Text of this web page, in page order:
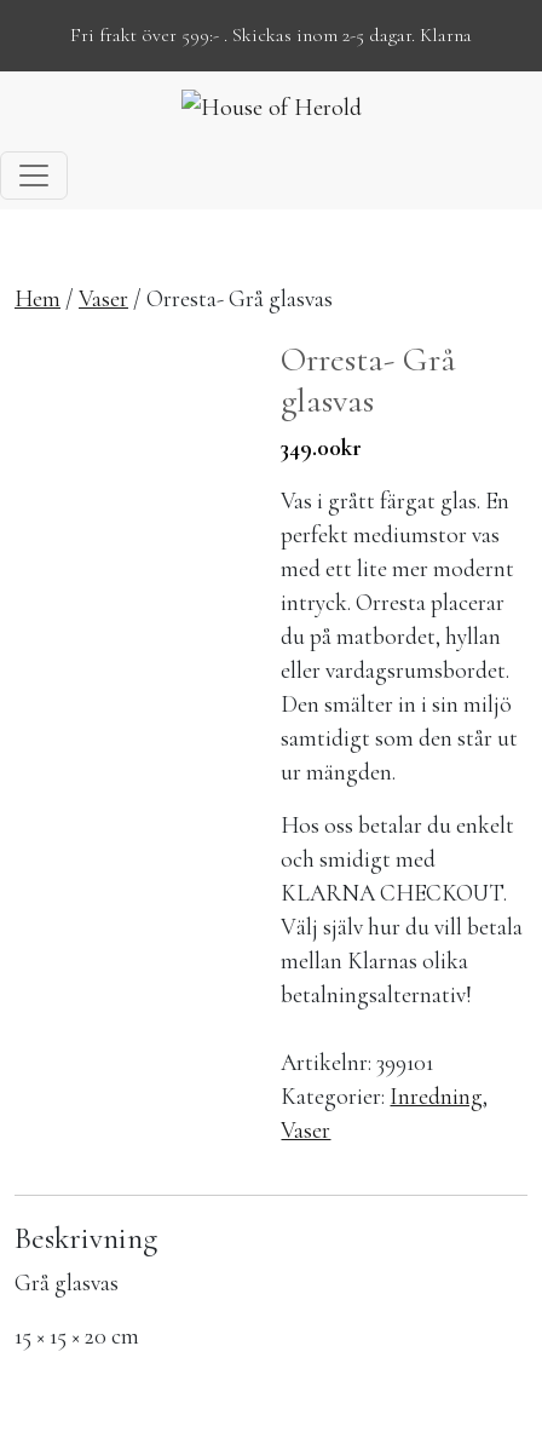
Fri frakt över 599:- . Skickas inom 2-5 dagar. Klarna
Hem / Vaser / Orresta- Grå glasvas
Orresta- Grå
glasvas
349.00kr
Vas i grått färgat glas. En
perfekt mediumstor vas
med ett lite mer modernt
intryck. Orresta placerar
du på matbordet, hyllan
eller vardagsrumsbordet.
Den smälter in i sin miljö
samtidigt som den står ut
ur mängden.
Hos oss betalar du enkelt
och smidigt med
KLARNA CHECKOUT.
Välj själv hur du vill betala
mellan Klarnas olika
betalningsalternativ!
Artikelnr:399101
Kategorier: Inredning,
Vaser
Beskrivning
Grå glasvas
15 × 15 × 20 cm